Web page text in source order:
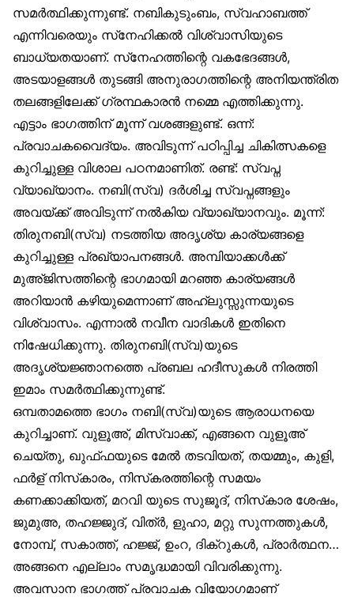
സമർത്ഥിക്കുന്നുണ്ട്. നബികുടുംബം, സ്വഹാബത്ത്
എന്നിവരെയും സ്‌നേഹിക്കൽ വിശ്വാസിയുടെ
ബാധ്യതയാണ്. സ്‌നേഹത്തിന്റെ വകഭേദങ്ങൾ,
അടയാളങ്ങൾ തുടങ്ങി അനുരാഗത്തിന്റെ അനിയന്ത്രിത
തലങ്ങളിലേക്ക് ഗ്രന്ഥകാരൻ നമ്മെ എത്തിക്കുന്നു.
എട്ടാം ഭാഗത്തിന് മൂന്ന് വശങ്ങളുണ്ട്. ഒന്ന്:
പ്രവാചകവൈദ്യം. അവിടുന്ന് പഠിപ്പിച്ച ചികിത്സകളെ
കുറിച്ചുള്ള വിശാല പഠനമാണിത്. രണ്ട്: സ്വപ്ന
വ്യാഖ്യാനം. നബി(സ്വ) ദർശിച്ച സ്വപ്നങ്ങളും
അവയ്ക്ക് അവിടുന്ന് നൽകിയ വ്യാഖ്യാനവും. മൂന്ന്:
തിരുനബി(സ്വ) നടത്തിയ അദൃശ്യ കാര്യങ്ങളെ
കുറിച്ചുള്ള പ്രഖ്യാപനങ്ങൾ. അമ്പിയാക്കൾക്ക്
മുഅ്ജിസത്തിന്റെ ഭാഗമായി മറഞ്ഞ കാര്യങ്ങൾ
അറിയാൻ കഴിയുമെന്നാണ് അഹ്‌ലുസ്സുന്നയുടെ
വിശ്വാസം. എന്നാൽ നവീന വാദികൾ ഇതിനെ
നിഷേധിക്കുന്നു. തിരുനബി(സ്വ)യുടെ
അദൃശ്യജ്ഞാനത്തെ പ്രബല ഹദീസുകൾ നിരത്തി
ഇമാം സമർത്ഥിക്കുന്നുണ്ട്.
ഒമ്പതാമത്തെ ഭാഗം നബി(സ്വ)യുടെ ആരാധനയെ
കുറിച്ചാണ്. വുളൂഅ്, മിസ്‌വാക്ക്, എങ്ങനെ വുളൂഅ്
ചെയ്തു, ഖുഫ്ഫയുടെ മേൽ തടവിയത്, തയമ്മും, കുളി,
ഫർള് നിസ്‌കാരം, നിസ്‌കരത്തിന്റെ സമയം
കണക്കാക്കിയത്, മറവി യുടെ സുജൂദ്, നിസ്‌കാര ശേഷം,
ജുമുഅ, തഹജ്ജുദ്, വിത്ർ, ളുഹാ, മറ്റു സുന്നത്തുകൾ,
നോമ്പ്, സകാത്ത്, ഹജ്ജ്, ഉംറ, ദിക്‌റുകൾ, പ്രാർത്ഥന…
അങ്ങനെ എല്ലാം സമൃദ്ധമായി വിവരിക്കുന്നു.
അവസാന ഭാഗത്ത് പ്രവാചക വിയോഗമാണ്